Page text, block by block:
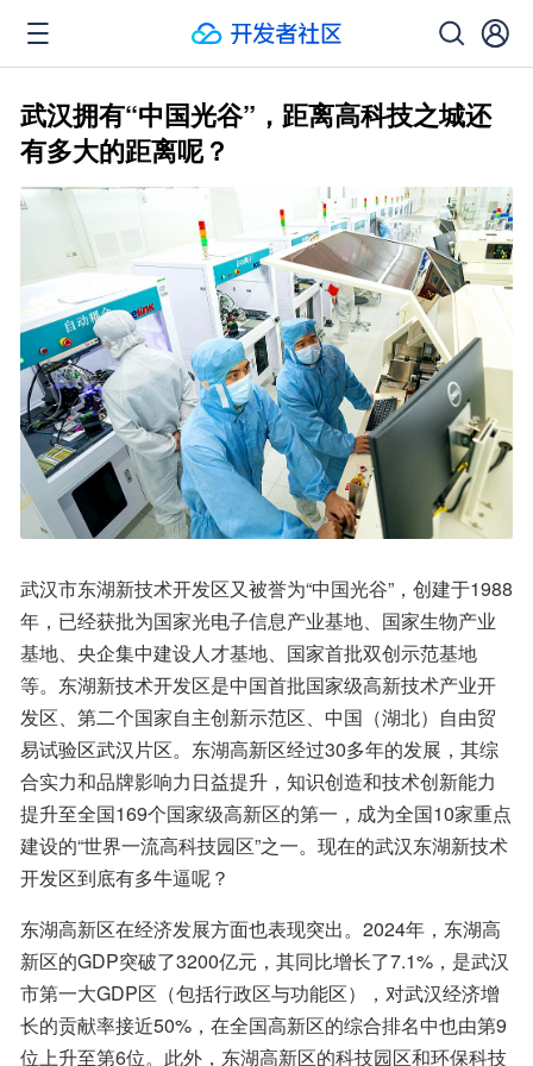
武汉拥有“中国光谷”，距离高科技之城还
有多大的距离呢？
武汉市东湖新技术开发区又被誉为“中国光谷”，创建于1988
年，已经获批为国家光电子信息产业基地、国家生物产业
基地、央企集中建设人才基地、国家首批双创示范基地
等。东湖新技术开发区是中国首批国家级高新技术产业开
发区、第二个国家自主创新示范区、中国（湖北）自由贸
易试验区武汉片区。东湖高新区经过30多年的发展，其综
合实力和品牌影响力日益提升，知识创造和技术创新能力
提升至全国169个国家级高新区的第一，成为全国10家重点
建设的“世界一流高科技园区”之一。现在的武汉东湖新技术
开发区到底有多牛逼呢？
东湖高新区在经济发展方面也表现突出‌。2024年，东湖高
新区的GDP突破了3200亿元，其同比增长了7.1%，是武汉
市第一大GDP区（包括行政区与功能区），对武汉经济增
长的贡献率接近50%，在全国高新区的综合排名中也由第9
位上升至第6位‌。此外，东湖高新区的科技园区和环保科技